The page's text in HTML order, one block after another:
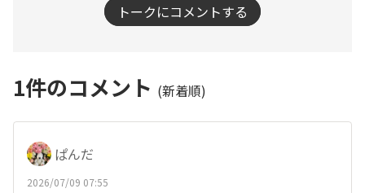
トークにコメントする
1件のコメント (新着順)
ぱんだ
2026/07/09 07:55